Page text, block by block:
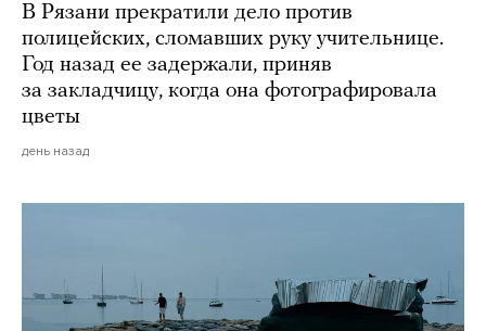
В Рязани прекратили дело против
полицейских, сломавших руку учительнице.
Год назад ее задержали, приняв
за закладчицу, когда она фотографировала
цветы
день назад